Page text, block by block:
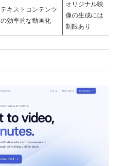
テキストコンテンツ
の効率的な動画化
オリジナル映
像の生成には
制限あり